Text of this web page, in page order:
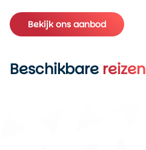
Bekijk ons aanbod
Beschikbarereizen